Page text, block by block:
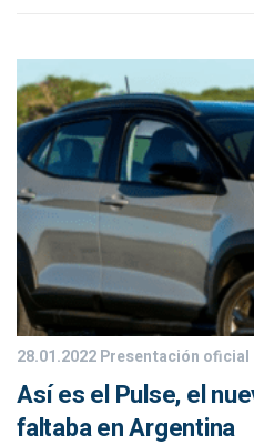
28.01.2022Presentación oficial
Así es el Pulse, el
faltaba en Argentina